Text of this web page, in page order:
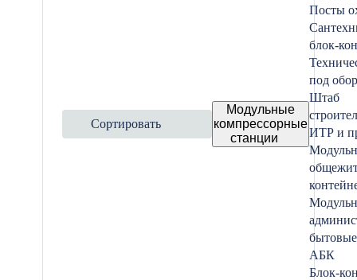
Сортировать
Модульные
компрессорные
станции
Посты
блок-
под
Штаб
ИТР и
АБК
Блок-